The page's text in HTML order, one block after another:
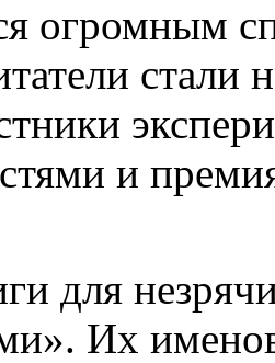
огромным
и
для
Их